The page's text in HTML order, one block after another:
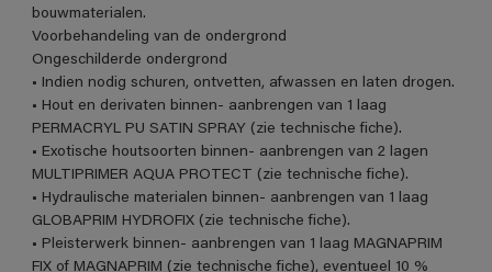
bouwmaterialen.
Voorbehandeling van de ondergrond
Ongeschilderde ondergrond
• Indien nodig schuren, ontvetten, afwassen en laten drogen.
• Hout en derivaten binnen- aanbrengen van 1 laag
PERMACRYL PU SATIN SPRAY (zie technische fiche).
• Exotische houtsoorten binnen- aanbrengen van 2 lagen
MULTIPRIMER AQUA PROTECT (zie technische fiche).
• Hydraulische materialen binnen- aanbrengen van 1 laag
GLOBAPRIM HYDROFIX (zie technische fiche).
• Pleisterwerk binnen- aanbrengen van 1 laag MAGNAPRIM
FIX of MAGNAPRIM (zie technische fiche), eventueel 10 %